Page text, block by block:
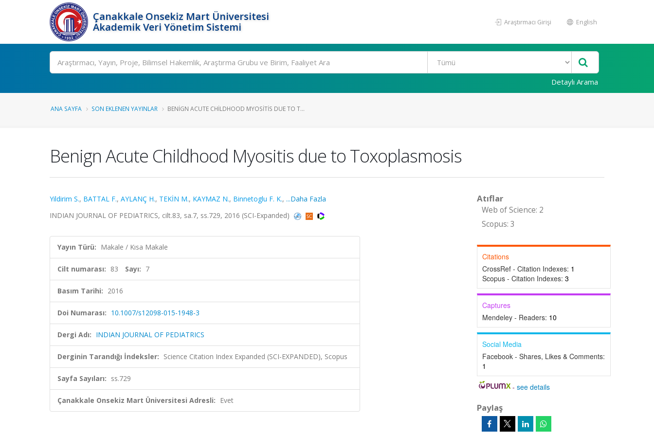
Çanakkale Onsekiz Mart Üniversitesi
Akademik Veri Yönetim Sistemi
Araştırmacı Girişi English
Ara
Detaylı Arama
ANA SAYFA SON EKLENEN YAYINLAR BENIGN ACUTE CHILDHOOD MYOSITIS DUE TO T...
Benign Acute Childhood Myositis due to Toxoplasmosis
Yildirim S., BATTAL F., AYLANÇ H., TEKİN M., KAYMAZ N., Binnetoglu F. K., ...Daha Fazla
INDIAN JOURNAL OF PEDIATRICS, cilt.83, sa.7, ss.729, 2016 (SCI-Expanded)
Yayın Türü: Makale / Kısa Makale
Cilt numarası: 83 Sayı: 7
Basım Tarihi: 2016
Doi Numarası: 10.1007/s12098-015-1948-3
Dergi Adı: INDIAN JOURNAL OF PEDIATRICS
Derginin Tarandığı İndeksler: Science Citation Index Expanded (SCI-EXPANDED), Scopus
Sayfa Sayıları: ss.729
Çanakkale Onsekiz Mart Üniversitesi Adresli: Evet
Atıflar
Web of Science: 2
Scopus: 3
Citations
CrossRef - Citation Indexes: 1
Scopus - Citation Indexes: 3
Captures
Mendeley - Readers: 10
Social Media
Facebook - Shares, Likes & Comments:
1
-see details
Paylaş